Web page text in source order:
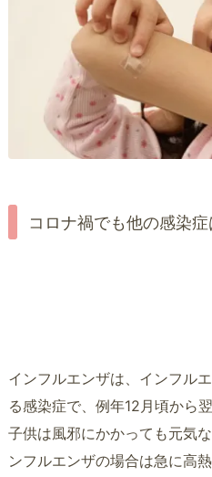
コロナ禍でも他の感染
インフルエンザは、インフル
る感染症で、例年12月頃から
子供は風邪にかかっても元気
ンフルエンザの場合は急に高